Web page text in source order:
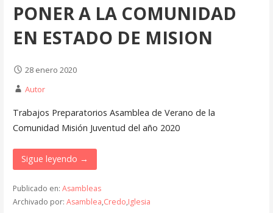
PONER A LA COMUNIDAD
EN ESTADO DE MISION
28 enero 2020
Autor
Trabajos Preparatorios Asamblea de Verano de la
Comunidad Misión Juventud del año 2020
Sigue leyendo →
Publicado en: Asambleas
Archivado por: Asamblea,Credo,Iglesia